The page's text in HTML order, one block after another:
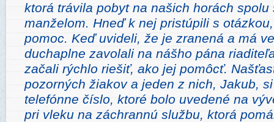
ktorá trávila pobyt na našich horách spolu
manželom. Hneď k nej pristúpili s
pomoc. Keď uvideli, že je zranená a má
duchaplne zavolali na nášho pána
začali rýchlo riešiť, ako jej pomôcť.
pozorných žiakov a jeden z nich, Jakub,
telefónne číslo, ktoré bolo uvedené na
pri vleku na záchrannú službu, ktorá